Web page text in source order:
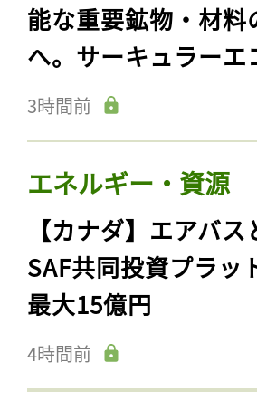
能な重要鉱物・材
へ。サーキュラーエ
3時間前
エネルギー・資源
【カナダ】エアバ
SAF共同投資プラッ
最大15億円
4時間前